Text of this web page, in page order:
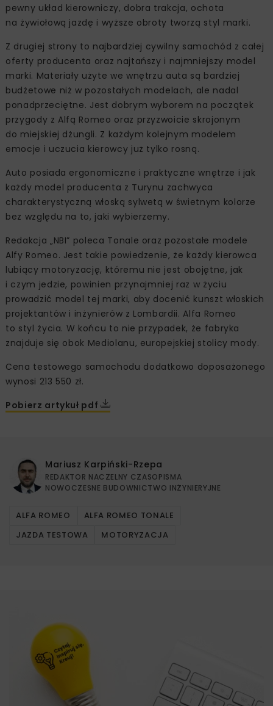
pewny układ kierowniczy, dobra trakcja, ochota
na żywiołową jazdę i wyższe obroty tworzą styl marki.
Z drugiej strony to najbardziej cywilny samochód z całej
oferty producenta oraz najtańszy i najmniejszy model
marki. Materiały użyte we wnętrzu auta są bardziej
budżetowe niż w pozostałych modelach, ale nadal
ponadprzeciętne. Jest dobrym wyborem na początek
przygody z Alfą Romeo oraz przyzwoicie skrojonym
do miejskiej dżungli. Z każdym kolejnym modelem
emocje i uczucia kierowcy już tylko rosną.
Auto posiada ergonomiczne i praktyczne wnętrze i jak
każdy model producenta z Turynu zachwyca
charakterystyczną włoską sylwetą w świetnym kolorze
bez względu na to, jaki wybierzemy.
Redakcja „NBI” poleca Tonale oraz pozostałe modele
Alfy Romeo. Jest takie powiedzenie, że każdy kierowca
lubiący motoryzację, któremu nie jest obojętne, jak
i czym jedzie, powinien przynajmniej raz w życiu
prowadzić model tej marki, aby docenić kunszt włoskich
projektantów i inżynierów z Lombardii. Alfa Romeo
to styl życia. W końcu to nie przypadek, że fabryka
znajduje się obok Mediolanu, europejskiej stolicy mody.
Cena testowego samochodu dodatkowo doposażonego
wynosi 213 550 zł.
Pobierz artykuł pdf
Mariusz Karpiński-Rzepa
REDAKTOR NACZELNY CZASOPISMA
NOWOCZESNE BUDOWNICTWO INŻYNIERYJNE
ALFA ROMEO
ALFA ROMEO TONALE
JAZDA TESTOWA
MOTORYZACJA